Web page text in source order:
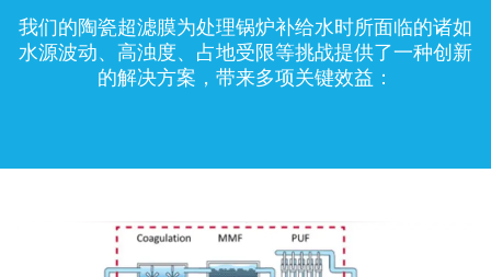
我们的陶瓷超滤膜为处理锅炉补给水时所面临的诸如
水源波动、高浊度、占地受限等挑战提供了一种创新
的解决方案，带来多项关键效益：